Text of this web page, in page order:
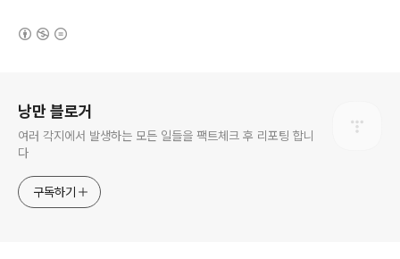
낭만 블로거
여러 각지에서 발생하는 모든 일들을 팩트체크 후 리포팅 합니
다
구독하기